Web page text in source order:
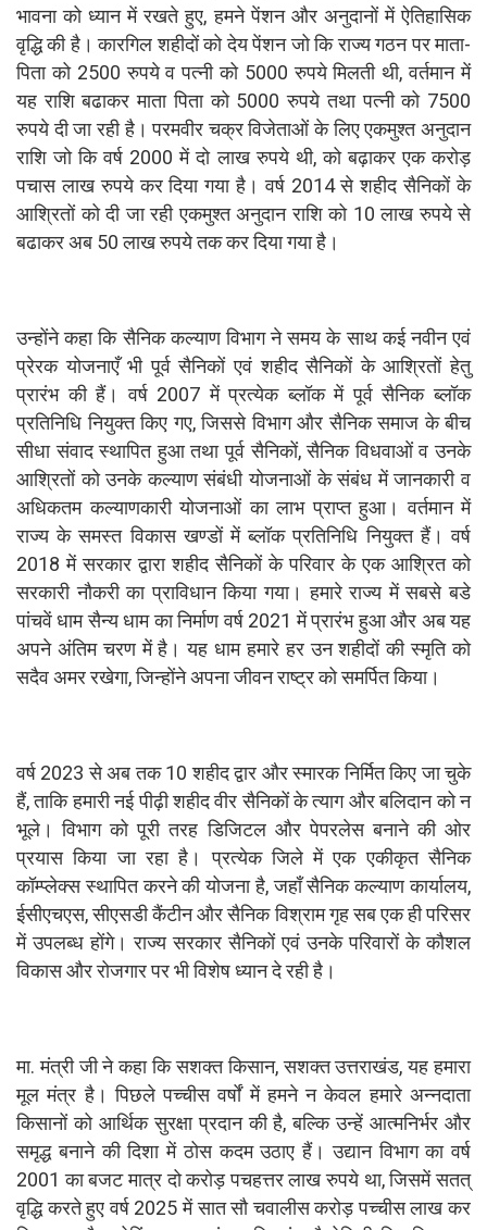
भावना को ध्यान में रखते हुए, हमने पेंशन और अनुदानों में ऐतिहासिक
वृद्धि की है। कारगिल शहीदों को देय पेंशन जो कि राज्य गठन पर माता-
पिता को 2500 रुपये व पत्नी को 5000 रुपये मिलती थी, वर्तमान में
यह राशि बढाकर माता पिता को 5000 रुपये तथा पत्नी को 7500
रुपये दी जा रही है। परमवीर चक्र विजेताओं के लिए एकमुश्त अनुदान
राशि जो कि वर्ष 2000 में दो लाख रुपये थी, को बढ़ाकर एक करोड़
पचास लाख रुपये कर दिया गया है। वर्ष 2014 से शहीद सैनिकों के
आश्रितों को दी जा रही एकमुश्त अनुदान राशि को 10 लाख रुपये से
बढाकर अब 50 लाख रुपये तक कर दिया गया है।
उन्होंने कहा कि सैनिक कल्याण विभाग ने समय के साथ कई नवीन एवं
प्रेरक योजनाएँ भी पूर्व सैनिकों एवं शहीद सैनिकों के आश्रितों हेतु
प्रारंभ की हैं। वर्ष 2007 में प्रत्येक ब्लॉक में पूर्व सैनिक ब्लॉक
प्रतिनिधि नियुक्त किए गए, जिससे विभाग और सैनिक समाज के बीच
सीधा संवाद स्थापित हुआ तथा पूर्व सैनिकों, सैनिक विधवाओं व उनके
आश्रितों को उनके कल्याण संबंधी योजनाओं के संबंध में जानकारी व
अधिकतम कल्याणकारी योजनाओं का लाभ प्राप्त हुआ। वर्तमान में
राज्य के समस्त विकास खण्डों में ब्लॉक प्रतिनिधि नियुक्त हैं। वर्ष
2018 में सरकार द्वारा शहीद सैनिकों के परिवार के एक आश्रित को
सरकारी नौकरी का प्राविधान किया गया। हमारे राज्य में सबसे बडे
पांचवें धाम सैन्य धाम का निर्माण वर्ष 2021 में प्रारंभ हुआ और अब यह
अपने अंतिम चरण में है। यह धाम हमारे हर उन शहीदों की स्मृति को
सदैव अमर रखेगा, जिन्होंने अपना जीवन राष्ट्र को समर्पित किया।
वर्ष 2023 से अब तक 10 शहीद द्वार और स्मारक निर्मित किए जा चुके
हैं, ताकि हमारी नई पीढ़ी शहीद वीर सैनिकों के त्याग और बलिदान को न
भूले। विभाग को पूरी तरह डिजिटल और पेपरलेस बनाने की ओर
प्रयास किया जा रहा है। प्रत्येक जिले में एक एकीकृत सैनिक
कॉम्प्लेक्स स्थापित करने की योजना है, जहाँ सैनिक कल्याण कार्यालय,
ईसीएचएस, सीएसडी कैंटीन और सैनिक विश्राम गृह सब एक ही परिसर
में उपलब्ध होंगे। राज्य सरकार सैनिकों एवं उनके परिवारों के कौशल
विकास और रोजगार पर भी विशेष ध्यान दे रही है।
मा. मंत्री जी ने कहा कि सशक्त किसान, सशक्त उत्तराखंड, यह हमारा
मूल मंत्र है। पिछले पच्चीस वर्षों में हमने न केवल हमारे अन्नदाता
किसानों को आर्थिक सुरक्षा प्रदान की है, बल्कि उन्हें आत्मनिर्भर और
समृद्ध बनाने की दिशा में ठोस कदम उठाए हैं। उद्यान विभाग का वर्ष
2001 का बजट मात्र दो करोड़ पचहत्तर लाख रुपये था, जिसमें सतत्
वृद्धि करते हुए वर्ष 2025 में सात सौ चवालीस करोड़ पच्चीस लाख कर